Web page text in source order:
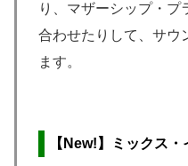
り、マザーシップ・プ
合わせたりして、サウ
ます。
【New!】ミックス